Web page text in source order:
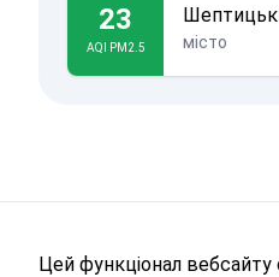
23
AQI PM2.5 місто
Цей функціонал